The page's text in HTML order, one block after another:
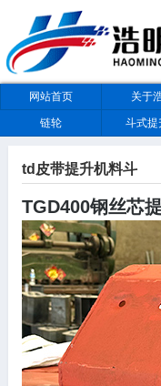
网站首页 关于
链轮 斗式提
td皮带提升机料斗
TGD400钢丝芯